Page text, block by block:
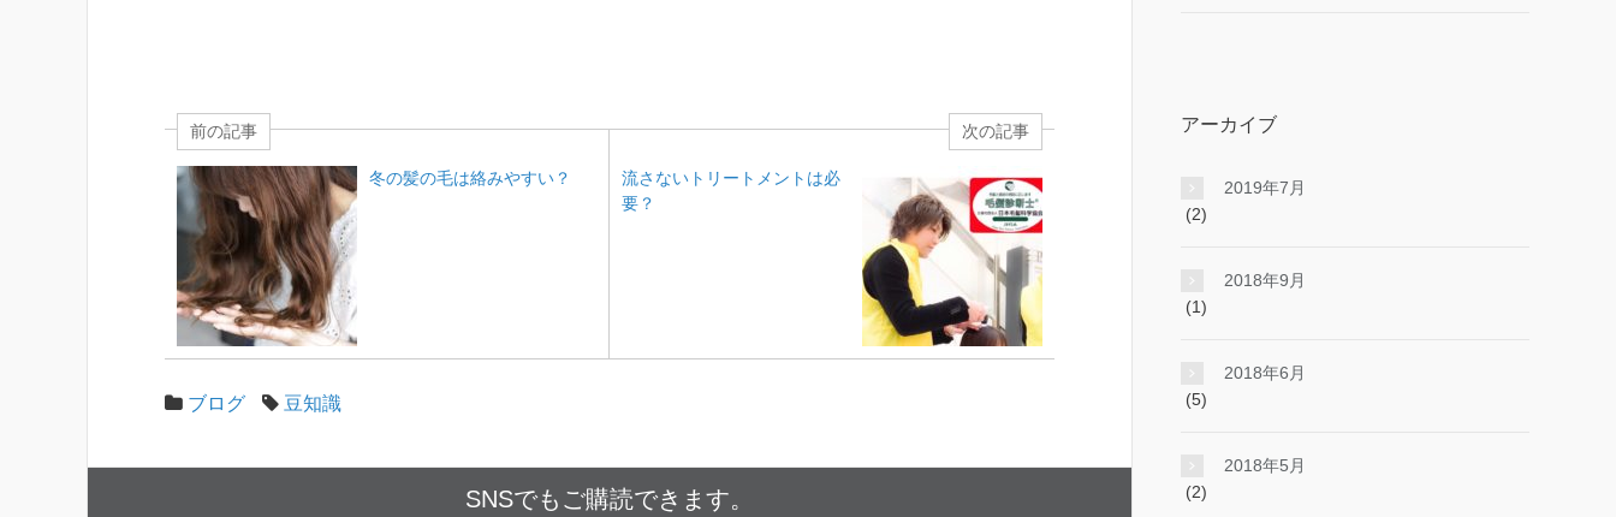
前の記事
冬の髪の毛は絡みやすい？
次の記事
流さないトリートメントは必
要？
ブログ 豆知識
SNSでもご購読できます。
アーカイブ
2019年7月
(2)
2018年9月
(1)
2018年6月
(5)
2018年5月
(2)